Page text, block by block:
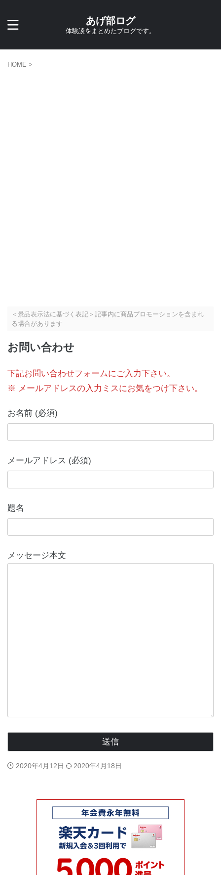
あげ部ログ
体験談をまとめたブログです。
HOME >
＜景品表示法に基づく表記＞記事内に商品プロモーションを含まれ
る場合があります
お問い合わせ
下記お問い合わせフォームにご入力下さい。
※ メールアドレスの入力ミスにお気をつけ下さい。
お名前 (必須)
メールアドレス (必須)
題名
メッセージ本文
2020年4月12日 2020年4月18日